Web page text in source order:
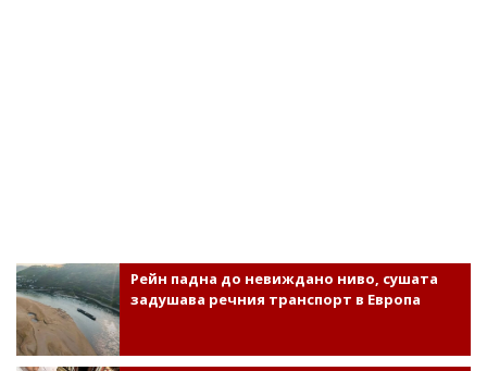
Рейн падна до невиждано ниво, сушата
задушава речния транспорт в Европа